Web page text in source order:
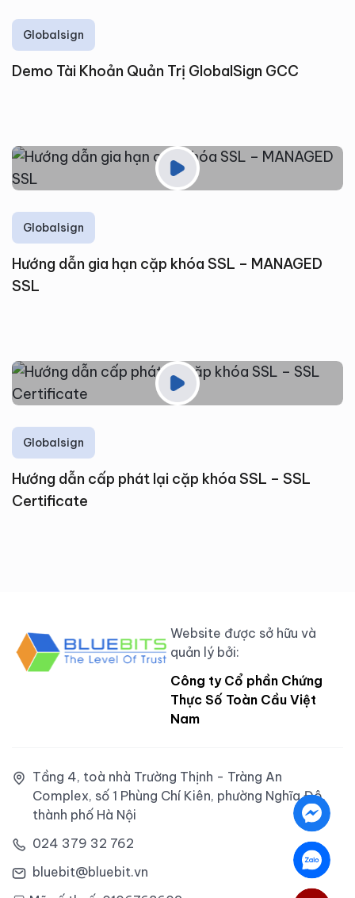
Globalsign
Demo Tài Khoản Quản Trị GlobalSign GCC
Globalsign
Hướng dẫn gia hạn cặp khóa SSL – MANAGED
SSL
Globalsign
Hướng dẫn cấp phát lại cặp khóa SSL – SSL
Certificate
Website được sở hữu và
quản lý bởi:
Công ty Cổ phần Chứng
Thực Số Toàn Cầu Việt
Nam
Tầng 4, toà nhà Trường Thịnh - Tràng An
Complex, số 1 Phùng Chí Kiên, phường Nghĩa Đô,
thành phố Hà Nội
024 379 32 762
bluebit@bluebit.vn